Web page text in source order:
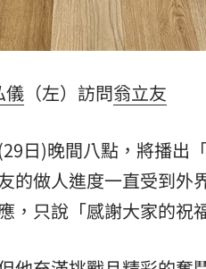
儀 （左）訪問翁立友
日)晚間八點，將播出
的做人進度一直受到外
，只說「感謝大家的祝